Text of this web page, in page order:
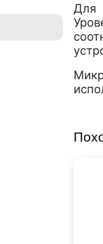
Для